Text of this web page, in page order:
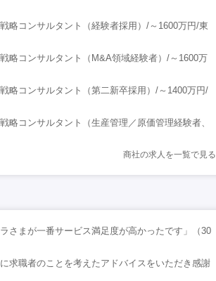
略コンサルタント（経験者採用）/～1600万円/東
略コンサルタント（M&A領域経験者）/～1600万
略コンサルタント（第二新卒採用）/～1400万円/
略コンサルタント（生産管理／原価管理経験者、
商社の求人を一覧で見る
さまが一番サービス満足度が高かったです」（30
求職者のことを考えたアドバイスをいただき感謝